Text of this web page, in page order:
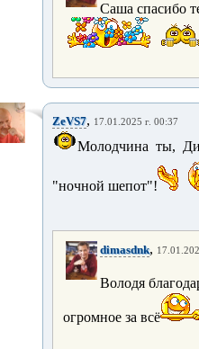
Саша спасибо
ZeVS7, 17.01.2025 г. 00:37
Молодчина ты,
"ночной шепот"!
dimasdnk,
Володя
огромное за всё